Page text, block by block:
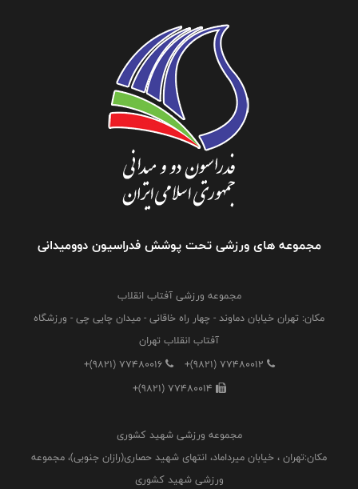
مجموعه های ورزشی تحت پوشش فدراسیون دوومیدانی
مجموعه ورزشی آفتاب انقلاب
مکان: تهران خیابان دماوند - چهار راه خاقانی - میدان چایی چی - ورزشگاه
آفتاب انقلاب تهران
+(9821) 77480012
+(9821) 77480016
+(9821) 77480014
مجموعه ورزشی شهید کشوری
مکان:تهران ، خیابان میرداماد، انتهای شهید حصاری(رازان جنوبی)، مجموعه
ورزشی شهید کشوری